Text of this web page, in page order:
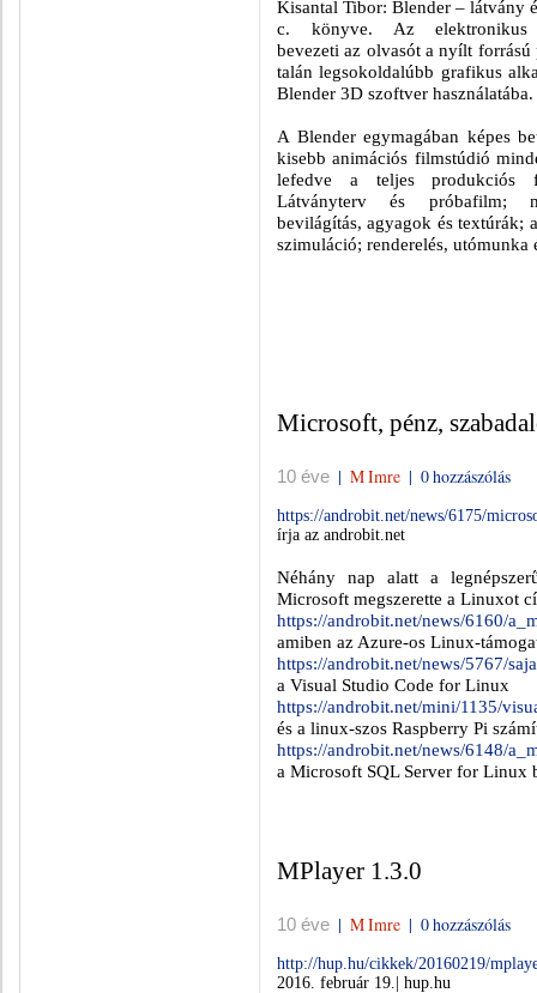
Kisantal Tibor: Blender – látvány
c. könyve. Az elektronikus
bevezeti az olvasót a nyílt forrású
talán legsokoldalúbb grafikus
Blender 3D szoftver használatába.
A Blender egymagában képes
kisebb animációs filmstúdió
lefedve a teljes produkciós
Látványterv és próbafilm;
bevilágítás, agyagok és textúrák;
szimuláció; renderelés, utómunka
Microsoft, pénz,
10 éve | M Imre | 0 hozzászólás
https://androbit.net/news/6175/
írja az androbit.net
Néhány nap alatt a
Microsoft megszerette a Linuxot
https://androbit.net/news/6160/
amiben az Azure-os Linux-
https://androbit.net/news/5767/
a Visual Studio Code for Linux
https://androbit.net/mini/1135/
és a linux-szos Raspberry Pi
https://androbit.net/news/6148/
a Microsoft SQL Server for Linux
MPlayer 1.3.0
10 éve | M Imre | 0 hozzászólás
http://hup.hu/cikkek/20160219/
2016. február 19.| hup.hu